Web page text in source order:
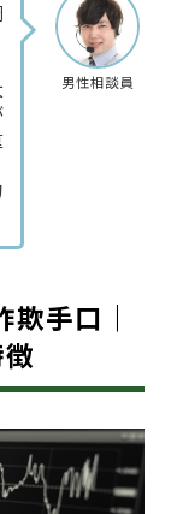
男性相談員
手口｜